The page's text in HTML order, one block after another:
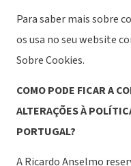
Para saber mais sobre
os usa no seu website
Sobre Cookies.
COMO PODE FICAR A
ALTERAÇÕES À
PORTUGAL?
A Ricardo Anselmo